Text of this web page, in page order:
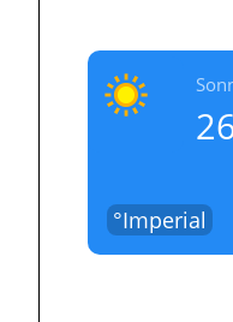
°Imperial